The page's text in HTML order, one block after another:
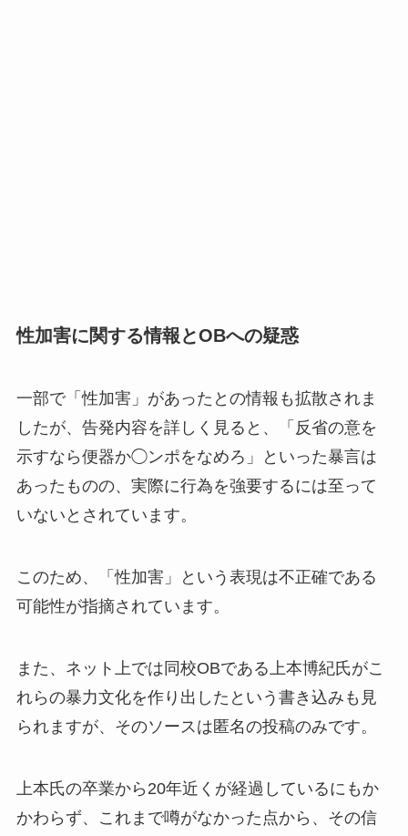
性加害に関する情報とOBへの疑惑
一部で「性加害」があったとの情報も拡散されま
したが、告発内容を詳しく見ると、「反省の意を
示すなら便器か◯ンポをなめろ」といった暴言は
あったものの、実際に行為を強要するには至って
いないとされています。
このため、「性加害」という表現は不正確である
可能性が指摘されています。
また、ネット上では同校OBである上本博紀氏がこ
れらの暴力文化を作り出したという書き込みも見
られますが、そのソースは匿名の投稿のみです。
上本氏の卒業から20年近くが経過しているにもか
かわらず、これまで噂がなかった点から、その信